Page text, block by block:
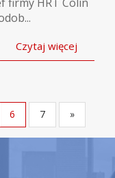
Czytaj więcej
6 7 »